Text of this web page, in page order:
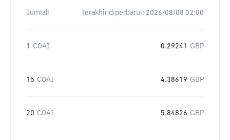
Jumlah Terakhir diperbarui: 2026/08/08 02:00
1 COAI 0.29241 GBP
15 COAI 4.38619 GBP
20 COAI 5.84826 GBP